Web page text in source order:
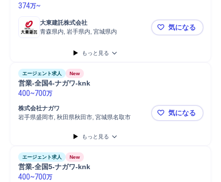
374万~
大東建託株式会社
青森県内, 岩手県内, 宮城県内
【8/19(水)
気になる
もっと見る
エージェント求人 New
営業-全国4-ナガワ-knk
400~700万
株式会社ナガワ
岩手県盛岡市, 秋田県秋田市, 宮城県名取市
営業-全国4-
気になる
もっと見る
エージェント求人 New
営業-全国5-ナガワ-knk
400~700万